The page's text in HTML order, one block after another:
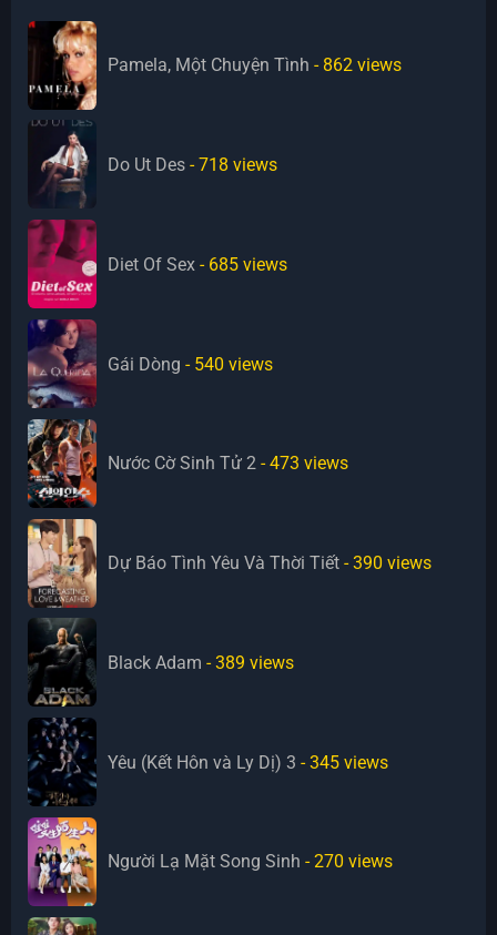
Pamela, Một Chuyện Tình - 862 views
Do Ut Des - 718 views
Diet Of Sex - 685 views
Gái Dòng - 540 views
Nước Cờ Sinh Tử 2 - 473 views
Dự Báo Tình Yêu Và Thời Tiết - 390 views
Black Adam - 389 views
Yêu (Kết Hôn và Ly Dị) 3 - 345 views
Người Lạ Mặt Song Sinh - 270 views